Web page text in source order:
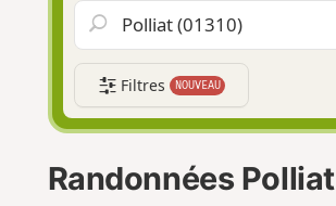
Filtres NOUVEAU
Randonnées Polliat